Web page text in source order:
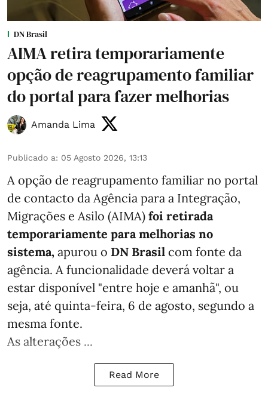
DN Brasil
AIMA retira temporariamente
opção de reagrupamento familiar
do portal para fazer melhorias
Amanda Lima
Publicado a: 05 Agosto 2026, 13:13
A opção de reagrupamento familiar no portal
de contacto da Agência para a Integração,
Migrações e Asilo (AIMA) foi retirada
temporariamente para melhorias no
sistema, apurou o DN Brasil com fonte da
agência. A funcionalidade deverá voltar a
estar disponível "entre hoje e amanhã", ou
seja, até quinta-feira, 6 de agosto, segundo a
mesma fonte.
As alterações ...
Read More